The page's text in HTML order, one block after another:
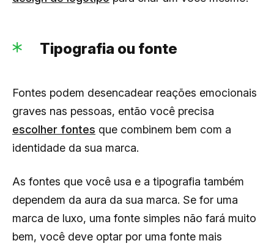
Tipografia ou fonte
Fontes podem desencadear reações emocionais
graves nas pessoas, então você precisa
escolher fontes que combinem bem com a
identidade da sua marca.
As fontes que você usa e a tipografia também
dependem da aura da sua marca. Se for uma
marca de luxo, uma fonte simples não fará muito
bem, você deve optar por uma fonte mais